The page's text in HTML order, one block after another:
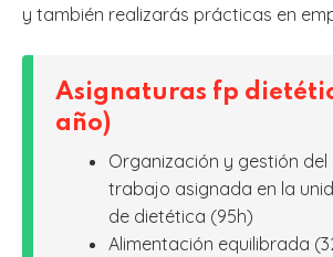
y también realizarás prácticas en
Asignaturas fp
año)
Organización y gestión
trabajo asignada en la
de dietética (95h)
Alimentación equilibrada